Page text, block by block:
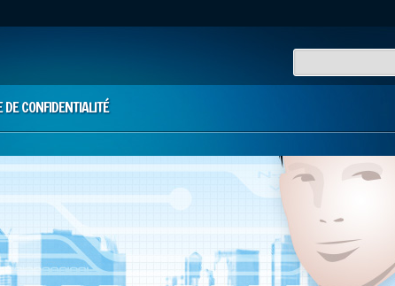
DE CONFIDENTIALITÉ